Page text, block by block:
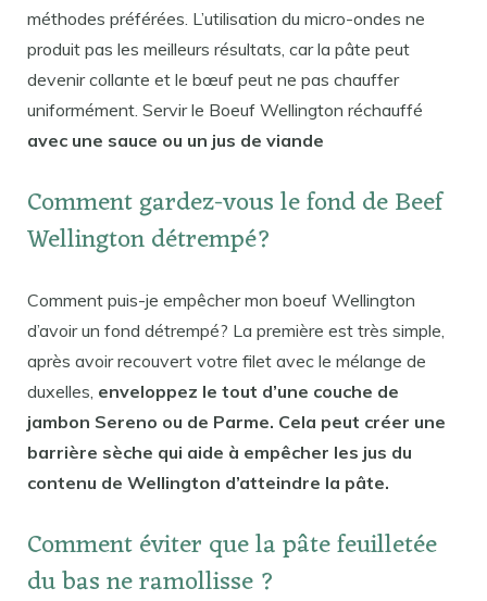
méthodes préférées. L’utilisation du micro-ondes ne
produit pas les meilleurs résultats, car la pâte peut
devenir collante et le bœuf peut ne pas chauffer
uniformément. Servir le Boeuf Wellington réchauffé
avec une sauce ou un jus de viande
Comment gardez-vous le fond de Beef
Wellington détrempé?
Comment puis-je empêcher mon boeuf Wellington
d’avoir un fond détrempé? La première est très simple,
après avoir recouvert votre filet avec le mélange de
duxelles, enveloppez le tout d’une couche de
jambon Sereno ou de Parme. Cela peut créer une
barrière sèche qui aide à empêcher les jus du
contenu de Wellington d’atteindre la pâte.
Comment éviter que la pâte feuilletée
du bas ne ramollisse ?